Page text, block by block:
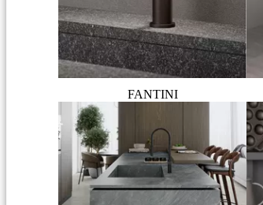
FANTINI